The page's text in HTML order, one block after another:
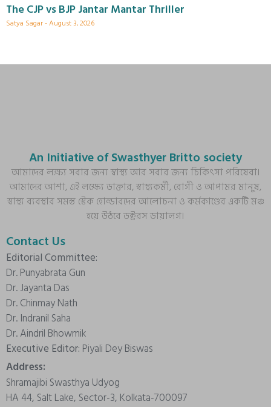
The CJP vs BJP Jantar Mantar Thriller
Satya Sagar August 3, 2026
An Initiative of Swasthyer Britto society
আমাদের লক্ষ্য সবার জন্য স্বাস্থ্য আর সবার জন্য চিকিৎসা পরিষেবা।
আমাদের আশা, এই লক্ষ্যে ডাক্তার, স্বাস্থ্যকর্মী, রোগী ও আপামর মানুষ,
স্বাস্থ্য ব্যবস্থার সমস্ত স্টেক হোল্ডারদের আলোচনা ও কর্মকাণ্ডের একটি মঞ্চ
হয়ে উঠবে ডক্টরস ডায়ালগ।
Contact Us
Editorial Committee:
Dr. Punyabrata Gun
Dr. Jayanta Das
Dr. Chinmay Nath
Dr. Indranil Saha
Dr. Aindril Bhowmik
Executive Editor: Piyali Dey Biswas
Address:
Shramajibi Swasthya Udyog
HA 44, Salt Lake, Sector-3, Kolkata-700097